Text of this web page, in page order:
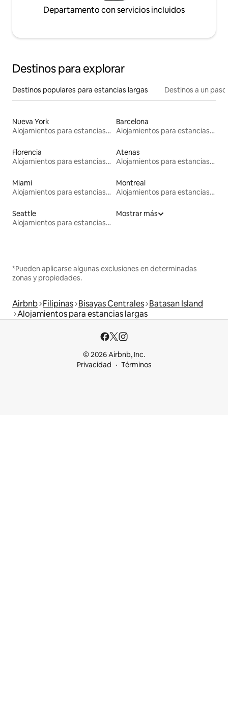
Departamento con servicios incluidos
Destinos para explorar
Destinos populares para estancias largas Destinos a un
Nueva York
Alojamientos para estancias largas
Barcelona
Alojamientos para estancias largas
Florencia
Alojamientos para estancias largas
Atenas
Alojamientos para estancias largas
Miami
Alojamientos para estancias largas
Montreal
Alojamientos para estancias largas
Seattle
Alojamientos para estancias largas
Mostrar más
*Pueden aplicarse algunas exclusiones en determinadas
zonas y propiedades.
Airbnb Filipinas Bisayas Centrales Batasan Island
Alojamientos para estancias largas
© 2026 Airbnb, Inc.
Privacidad
Términos